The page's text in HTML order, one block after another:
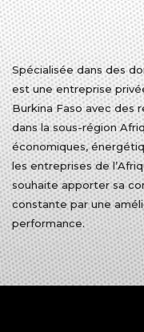
Spécialisée dans des
est une entreprise
Burkina Faso avec des
dans la sous-région
économiques,
les entreprises de
souhaite apporter sa
constante par une
performance.